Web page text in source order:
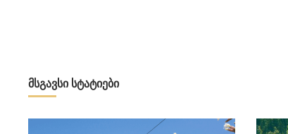
მსგავსი სტატიები